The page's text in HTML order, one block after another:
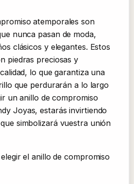
atemporales son
nunca pasan de moda,
clásicos y elegantes. Estos
piedras preciosas y
lo que garantiza una
que perdurarán a lo largo
un anillo de compromiso
Joyas, estarás invirtiendo
simbolizará vuestra unión
el anillo de compromiso